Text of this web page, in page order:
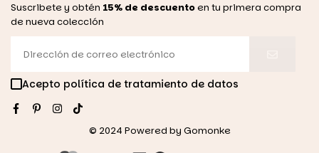
Suscribete y obtén 15% de descuentoen tu primera compra
de nueva colección
Acepto política de tratamiento de datos
FacebookPinterestInstagram
© 2024 Powered by Gomonke